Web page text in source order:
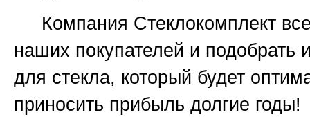
Компания Стеклокомплект
наших покупателей и подобрать
для стекла, который будет
приносить прибыль долгие годы!